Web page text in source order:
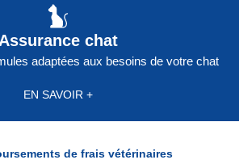
Assurance chat
adaptées aux besoins de votre chat
EN SAVOIR +
de frais vétérinaires